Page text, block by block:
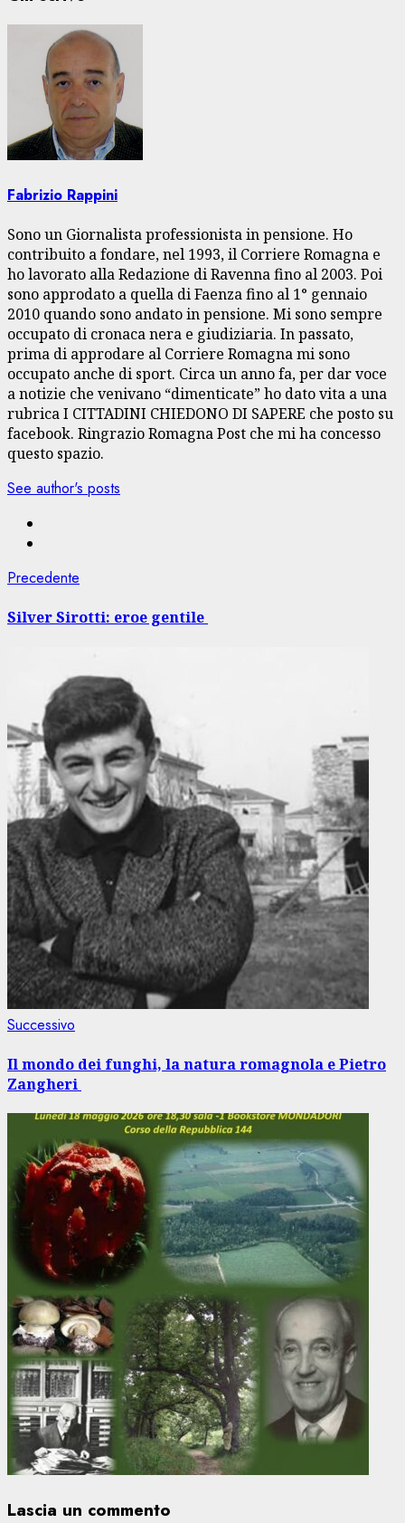
Fabrizio Rappini
Sono un Giornalista professionista in pensione. Ho
contribuito a fondare, nel 1993, il Corriere Romagna e
ho lavorato alla Redazione di Ravenna fino al 2003. Poi
sono approdato a quella di Faenza fino al 1° gennaio
2010 quando sono andato in pensione. Mi sono sempre
occupato di cronaca nera e giudiziaria. In passato,
prima di approdare al Corriere Romagna mi sono
occupato anche di sport. Circa un anno fa, per dar voce
a notizie che venivano “dimenticate” ho dato vita a una
rubrica I CITTADINI CHIEDONO DI SAPERE che posto su
facebook. Ringrazio Romagna Post che mi ha concesso
questo spazio.
See author's posts
Navigazione
articolo
Precedente
Silver Sirotti: eroe gentile
Successivo
Il mondo dei funghi, la natura romagnola e Pietro
Zangheri
Lascia un commento